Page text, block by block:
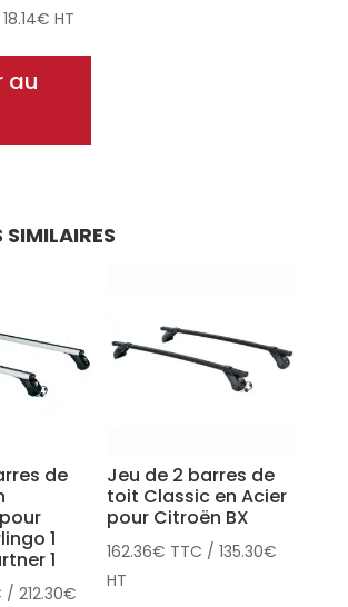
18.14€ HT
au
de
1
1
/ 212.30€
Jeu de 2 barres de
toit Classic en Acier
pour Citroën BX
162.36€ TTC /135.30€
HT